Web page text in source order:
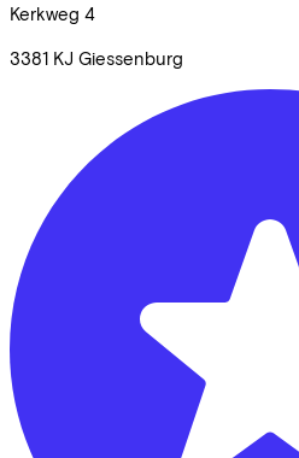
Kerkweg 4
3381 KJ Giessenburg